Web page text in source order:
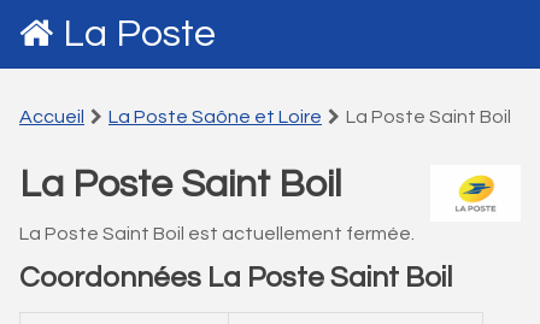
La Poste
Accueil La Poste Saône et Loire La Poste Saint Boil
La Poste Saint Boil
La Poste Saint Boil est actuellement fermée.
Coordonnées La Poste Saint Boil